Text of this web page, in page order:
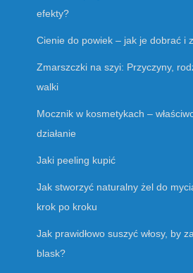
efekty?
Cienie do powiek – jak je dobrać i
Zmarszczki na szyi: Przyczyny,
walki
Mocznik w kosmetykach –
działanie
Jaki peeling kupić
Jak stworzyć naturalny żel do
krok po kroku
Jak prawidłowo suszyć włosy, by
blask?